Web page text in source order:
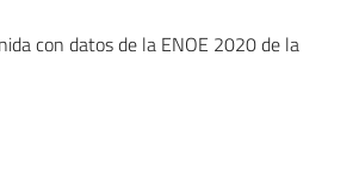
con datos de la ENOE 2020 de la